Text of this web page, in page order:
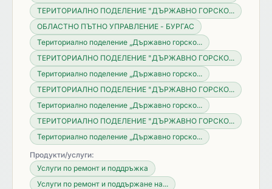
ТЕРИТОРИАЛНО ПОДЕЛЕНИЕ "ДЪРЖАВНО ГОРСКО...
ОБЛАСТНО ПЪТНО УПРАВЛЕНИЕ - БУРГАС
Териториално поделение „Държавно горско...
ТЕРИТОРИАЛНО ПОДЕЛЕНИЕ "ДЪРЖАВНО ГОРСКО...
Териториално поделение „Държавно горско...
ТЕРИТОРИАЛНО ПОДЕЛЕНИЕ "ДЪРЖАВНО ГОРСКО...
Териториално поделение „Държавно горско...
ТЕРИТОРИАЛНО ПОДЕЛЕНИЕ "ДЪРЖАВНО ГОРСКО...
Териториално поделение „Държавно горско...
Продукти/услуги:
Услуги по ремонт и поддръжка
Услуги по ремонт и поддържане на...